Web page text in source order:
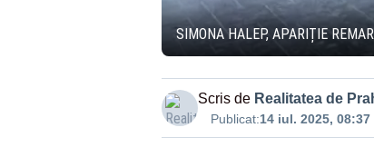
SIMONA HALEP, APARIȚIE
Scris de Realitatea de
Publicat:14 iul. 2025, 08:37